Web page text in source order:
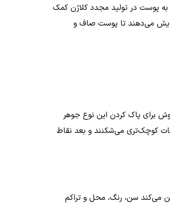
به پوست در تولید مجدد کلاژن کمک
می‌دهند تا پوست صاف و
برای پاک کردن این نوع جوهر
کوچک‌تری می‌شکنند و بعد نقاط
می‌کند سن، رنگ، محل و تراکم